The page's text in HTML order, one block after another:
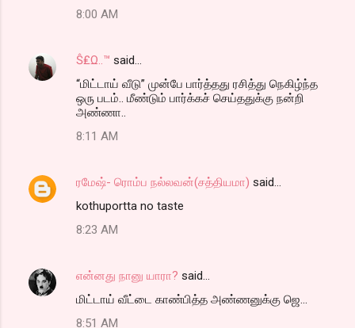
8:00 AM
Ŝ₤Ω..™ said…
“மிட்டாய் வீடு” முன்பே பார்த்தது ரசித்து நெகிழ்ந்த
ஒரு படம்.. மீண்டும் பார்க்கச் செய்ததுக்கு நன்றி
அண்ணா..
8:11 AM
ரமேஷ்- ரொம்ப நல்லவன்(சத்தியமா) said…
kothuportta no taste
8:23 AM
என்னது நானு யாரா? said…
மிட்டாய் வீட்டை காண்பித்த அண்ணனுக்கு ஜெ...
8:51 AM